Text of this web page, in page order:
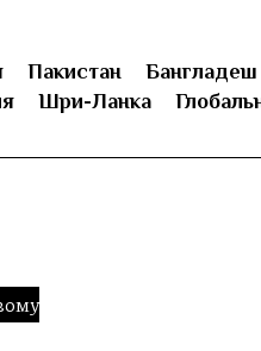
Пакистан Бангладеш
Шри-Ланка